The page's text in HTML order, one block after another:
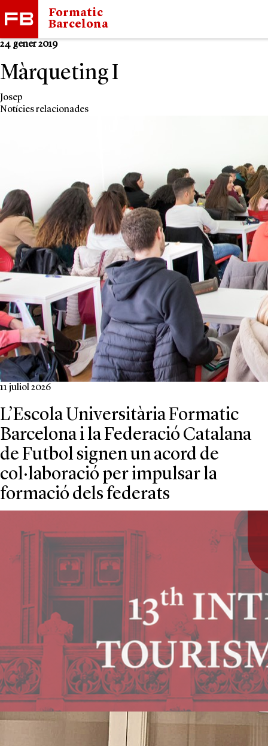
Formatic
Barcelona
24 gener 2019
Màrqueting I
Josep
Notícies relacionades
11 juliol 2026
L’Escola Universitària Formatic
Barcelona i la Federació Catalana
de Futbol signen un acord de
col·laboració per impulsar la
formació dels federats